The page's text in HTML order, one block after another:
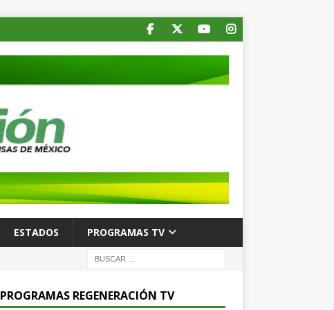
ESTADOS PROGRAMAS TV
PROGRAMAS REGENERACIÓN TV